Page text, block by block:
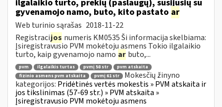
ilgalaikio turto, prekių (paslaugų), susijusių su
gyvenamojo namo, buto, kito pastato ar
Web turinio sąrašas 2018-11-22
Registracijos numeris KM0535 Ši informacija skelbiama:
Įsiregistravusio PVM mokėtoju asmens Tokio ilgalaikio
turto, kaip gyvenamojo namo ar buto,...
pvm ilgalaikis turtas pvmį 58 str
pvm atskaita
fizinio asmens pvm atskaita
pvmį 61 str
Mokesčių žinyno
kategorijos: Pridėtinės vertės mokestis » PVM atskaita ir
jos tikslinimas (57-69 str.) » PVM atskaita »
Įsiregistravusio PVM mokėtoju asmens